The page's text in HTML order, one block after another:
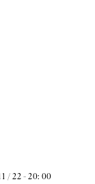
/ 22 - 20: 00